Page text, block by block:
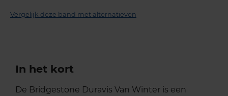
Vergelijk deze band met alternatieven
In het kort
De Bridgestone Duravis Van Winter is een